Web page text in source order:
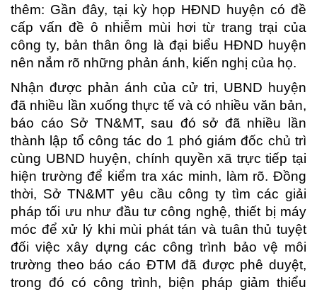
thêm: Gần đây, tại kỳ họp HĐND huyện có đề
cấp vấn đề ô nhiễm mùi hơi từ trang trại của
công ty, bản thân ông là đại biểu HĐND huyện
nên nắm rõ những phản ánh, kiến nghị của họ.
Nhận được phản ánh của cử tri, UBND huyện
đã nhiều lần xuống thực tế và có nhiều văn bản,
báo cáo Sở TN&MT, sau đó sở đã nhiều lần
thành lập tổ công tác do 1 phó giám đốc chủ trì
cùng UBND huyện, chính quyền xã trực tiếp tại
hiện trường để kiểm tra xác minh, làm rõ. Đồng
thời, Sở TN&MT yêu cầu công ty tìm các giải
pháp tối ưu như đầu tư công nghệ, thiết bị máy
móc để xử lý khi mùi phát tán và tuân thủ tuyệt
đối việc xây dựng các công trình bảo vệ môi
trường theo báo cáo ĐTM đã được phê duyệt,
trong đó có công trình, biện pháp giảm thiểu